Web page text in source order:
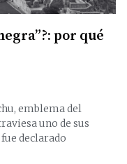
por qué
emblema del
uno de sus
declarado